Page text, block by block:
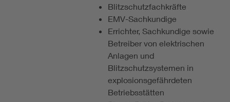
Blitzschutzfachkräfte
EMV-Sachkundige
Errichter, Sachkundige sowie
Betreiber von elektrischen
Anlagen und
Blitzschutzsystemen in
explosionsgefährdeten
Betriebsstätten